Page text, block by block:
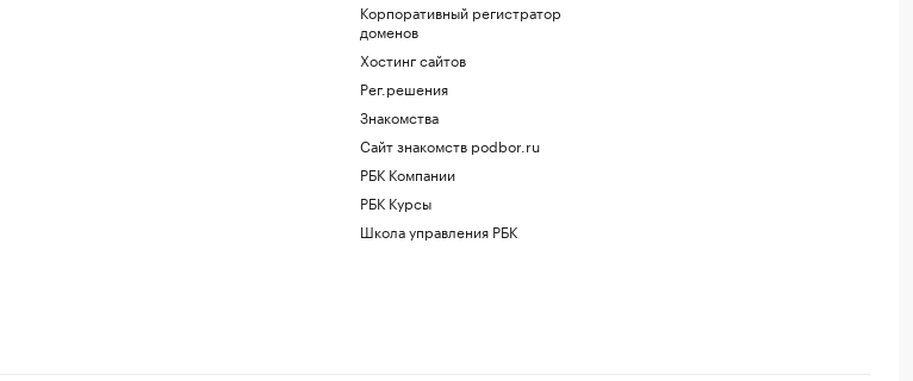
Корпоративный регистратор
доменов
Хостинг сайтов
Рег.решения
Знакомства
Сайт знакомств podbor.ru
РБК Компании
РБК Курсы
Школа управления РБК